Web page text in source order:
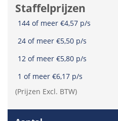
Staffelprijzen
144 of meer €4,57 p/s
24 of meer €5,50 p/s
12 of meer €5,80 p/s
1 of meer €6,17 p/s
(Prijzen Excl. BTW)